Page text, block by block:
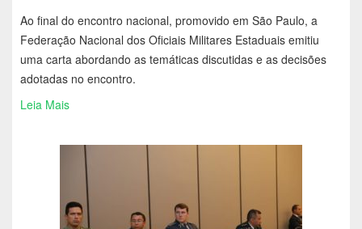
Ao final do encontro nacional, promovido em São Paulo, a
Federação Nacional dos Oficiais Militares Estaduais emitiu
uma carta abordando as temáticas discutidas e as decisões
adotadas no encontro.
Leia Mais